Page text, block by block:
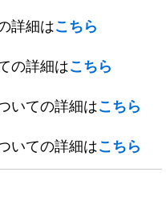
詳細はこちら
の詳細はこちら
いての詳細はこちら
いての詳細はこちら